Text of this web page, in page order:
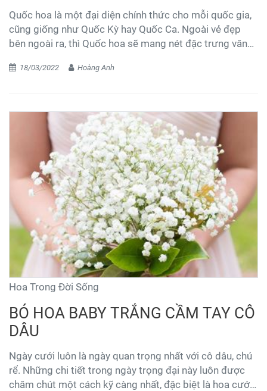
Quốc hoa là một đại diện chính thức cho mỗi quốc gia,
cũng giống như Quốc Kỳ hay Quốc Ca. Ngoài vẻ đẹp
bên ngoài ra, thì Quốc hoa sẽ mang nét đặc trưng văn
Quốc hoa sẽ có ý nghĩa tâm linh đối với mỗi quốc gia.
18/03/2022 Hoàng Anh
Hoa Trong Đời Sống
BÓ HOA BABY TRẮNG CẦM TAY CÔ
DÂU
Ngày cưới luôn là ngày quan trọng nhất với cô dâu, chú
rể. Những chi tiết trong ngày trọng đại này luôn được
chăm chút một cách kỹ càng nhất, đặc biệt là hoa cưới.